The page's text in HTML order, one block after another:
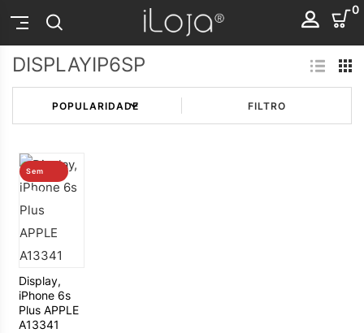
0
DISPLAYIP6SP
FILTRO
Sem
stock
Display,
iPhone 6s
Plus APPLE
A13341